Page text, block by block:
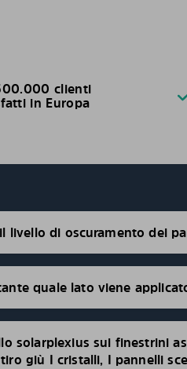
clienti
in Europa
livello di oscuramento dei
quale lato viene
solarplexius sui finestrini
giù I cristalli, I pannelli